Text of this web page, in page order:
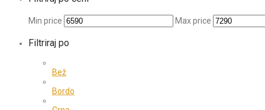
Min price Max price
Filtriraj po
Bež
Bordo